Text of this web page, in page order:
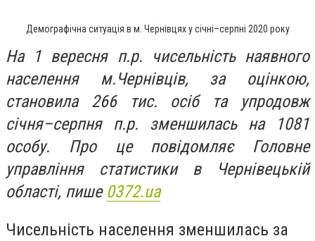
Демографічна ситуація в м. Чернівцях у січні–серпні 2020 року
На 1 вересня п.р. чисельність наявного
населення м.Чернівців, за оцінкою,
становила 266тис. осіб та упродовж
січня–серпня п.р. зменшилась на 1081
особу. Про це повідомляє Головне
управління статистики в Чернівецькій
області, пише 0372.ua
Чисельність населення зменшилась за